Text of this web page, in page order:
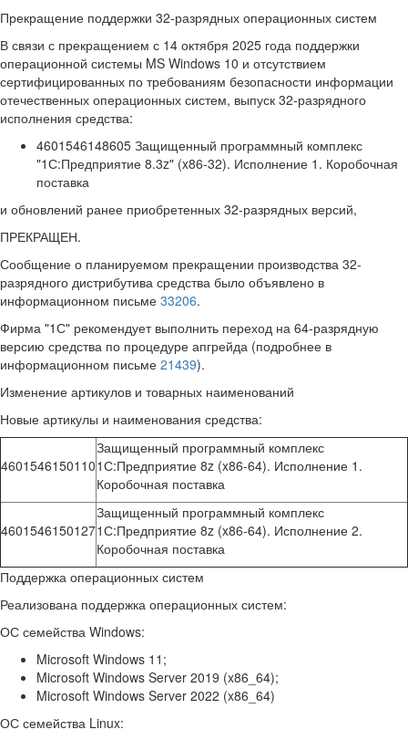
Прекращение поддержки 32-разрядных операционных систем
В связи с прекращением с 14 октября 2025 года поддержки
операционной системы MS Windows 10 и отсутствием
сертифицированных по требованиям безопасности информации
отечественных операционных систем, выпуск 32-разрядного
исполнения средства:
4601546148605 Защищенный программный комплекс
"1С:Предприятие 8.3z" (x86-32). Исполнение 1. Коробочная
поставка
и обновлений ранее приобретенных 32-разрядных версий,
ПРЕКРАЩЕН.
Сообщение о планируемом прекращении производства 32-
разрядного дистрибутива средства было объявлено в
информационном письме 33206.
Фирма "1С" рекомендует выполнить переход на 64-разрядную
версию средства по процедуре апгрейда (подробнее в
информационном письме 21439).
Изменение артикулов и товарных наименований
Новые артикулы и наименования средства:
4601546150110
Защищенный программный комплекс
1С:Предприятие 8z (x86-64). Исполнение 1.
Коробочная поставка
4601546150127
Защищенный программный комплекс
1С:Предприятие 8z (x86-64). Исполнение 2.
Коробочная поставка
Поддержка операционных систем
Реализована поддержка операционных систем:
ОС семейства Windows:
Microsoft Windows 11;
Microsoft Windows Server 2019 (x86_64);
Microsoft Windows Server 2022 (x86_64)
ОС семейства Linux: